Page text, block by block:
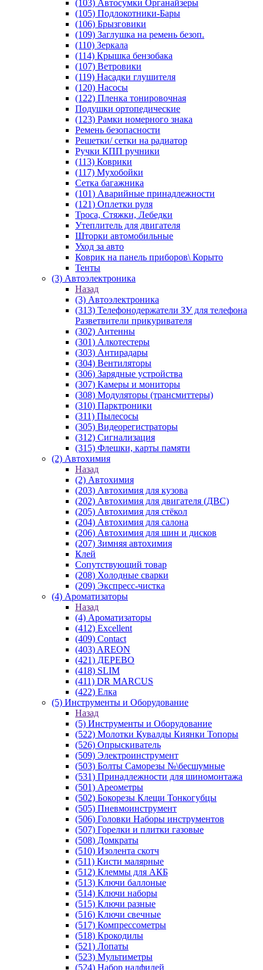
(103) Автосумки Органайзеры
(105) Подлокотники-Бары
(106) Брызговики
(109) Заглушка на ремень безоп.
(110) Зеркала
(114) Крышка бензобака
(107) Ветровики
(119) Насадки глушителя
(120) Насосы
(122) Пленка тонировочная
Подушки ортопедические
(123) Рамки номерного знака
Ремень безопасности
Решетки/ сетки на радиатор
Ручки КПП ручники
(113) Коврики
(117) Мухобойки
Сетка багажника
(101) Аварийные принадлежности
(121) Оплетки руля
Троса, Стяжки, Лебедки
Утеплитель для двигателя
Шторки автомобильные
Уход за авто
Коврик на панель приборов\ Корыто
Тенты
(3) Автоэлектроника
Назад
(3) Автоэлектроника
(313) Телефонодержатели ЗУ для телефона
Разветвители прикуривателя
(302) Антенны
(301) Алкотестеры
(303) Антирадары
(304) Вентиляторы
(306) Зарядные устройства
(307) Камеры и мониторы
(308) Модуляторы (трансмиттеры)
(310) Парктроники
(311) Пылесосы
(305) Видеорегистраторы
(312) Сигнализация
(315) Флешки, карты памяти
(2) Автохимия
Назад
(2) Автохимия
(203) Автохимия для кузова
(202) Автохимия для двигателя (ДВС)
(205) Автохимия для стёкол
(204) Автохимия для салона
(206) Автохимия для шин и дисков
(207) Зимняя автохимия
Клей
Сопутствующий товар
(208) Холодные сварки
(209) Экспреcс-чистка
(4) Ароматизаторы
Назад
(4) Ароматизаторы
(412) Excellent
(409) Contact
(403) AREON
(421) ДЕРЕВО
(418) SLIM
(411) DR MARCUS
(422) Елка
(5) Инструменты и Оборудование
Назад
(5) Инструменты и Оборудование
(522) Молотки Кувалды Киянки Топоры
(526) Опрыскиватель
(509) Электроинструмент
(503) Болты Саморезы №\бесшумные
(531) Принадлежности для шиномонтажа
(501) Ареометры
(502) Бокорезы Клещи Тонкогубцы
(505) Пневмоинструмент
(506) Головки Наборы инструментов
(507) Горелки и плитки газовые
(508) Домкраты
(510) Изолента скотч
(511) Кисти малярные
(512) Клеммы для АКБ
(513) Ключи баллоные
(514) Ключи наборы
(515) Ключи разные
(516) Ключи свечные
(517) Компрессометры
(518) Крокодилы
(521) Лопаты
(523) Мультиметры
(524) Набор надфилей